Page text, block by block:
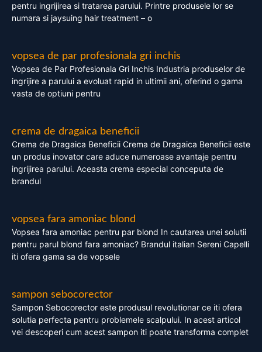
pentru ingrijirea si tratarea parului. Printre produsele lor se
numara si jaysuing hair treatment – o
vopsea de par profesionala gri inchis
Vopsea de Par Profesionala Gri Inchis Industria produselor de
ingrijire a parului a evoluat rapid in ultimii ani, oferind o gama
vasta de optiuni pentru
crema de dragaica beneficii
Crema de Dragaica Beneficii Crema de Dragaica Beneficii este
un produs inovator care aduce numeroase avantaje pentru
ingrijirea parului. Aceasta crema especial conceputa de
brandul
vopsea fara amoniac blond
Vopsea fara amoniac pentru par blond In cautarea unei solutii
pentru parul blond fara amoniac? Brandul italian Sereni Capelli
iti ofera gama sa de vopsele
sampon sebocorector
Sampon Sebocorector este produsul revolutionar ce iti ofera
solutia perfecta pentru problemele scalpului. In acest articol
vei descoperi cum acest sampon iti poate transforma complet